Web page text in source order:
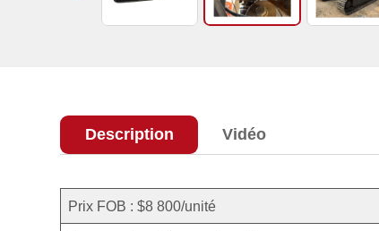
Description Vidéo
Prix FOB : $8 800/unité